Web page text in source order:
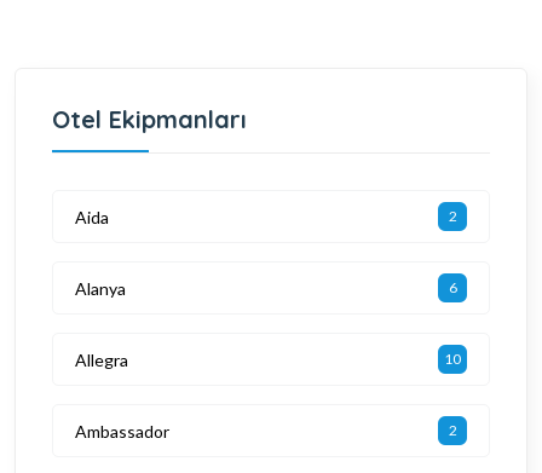
Otel Ekipmanları
Aida 2
Alanya 6
Allegra 10
Ambassador 2